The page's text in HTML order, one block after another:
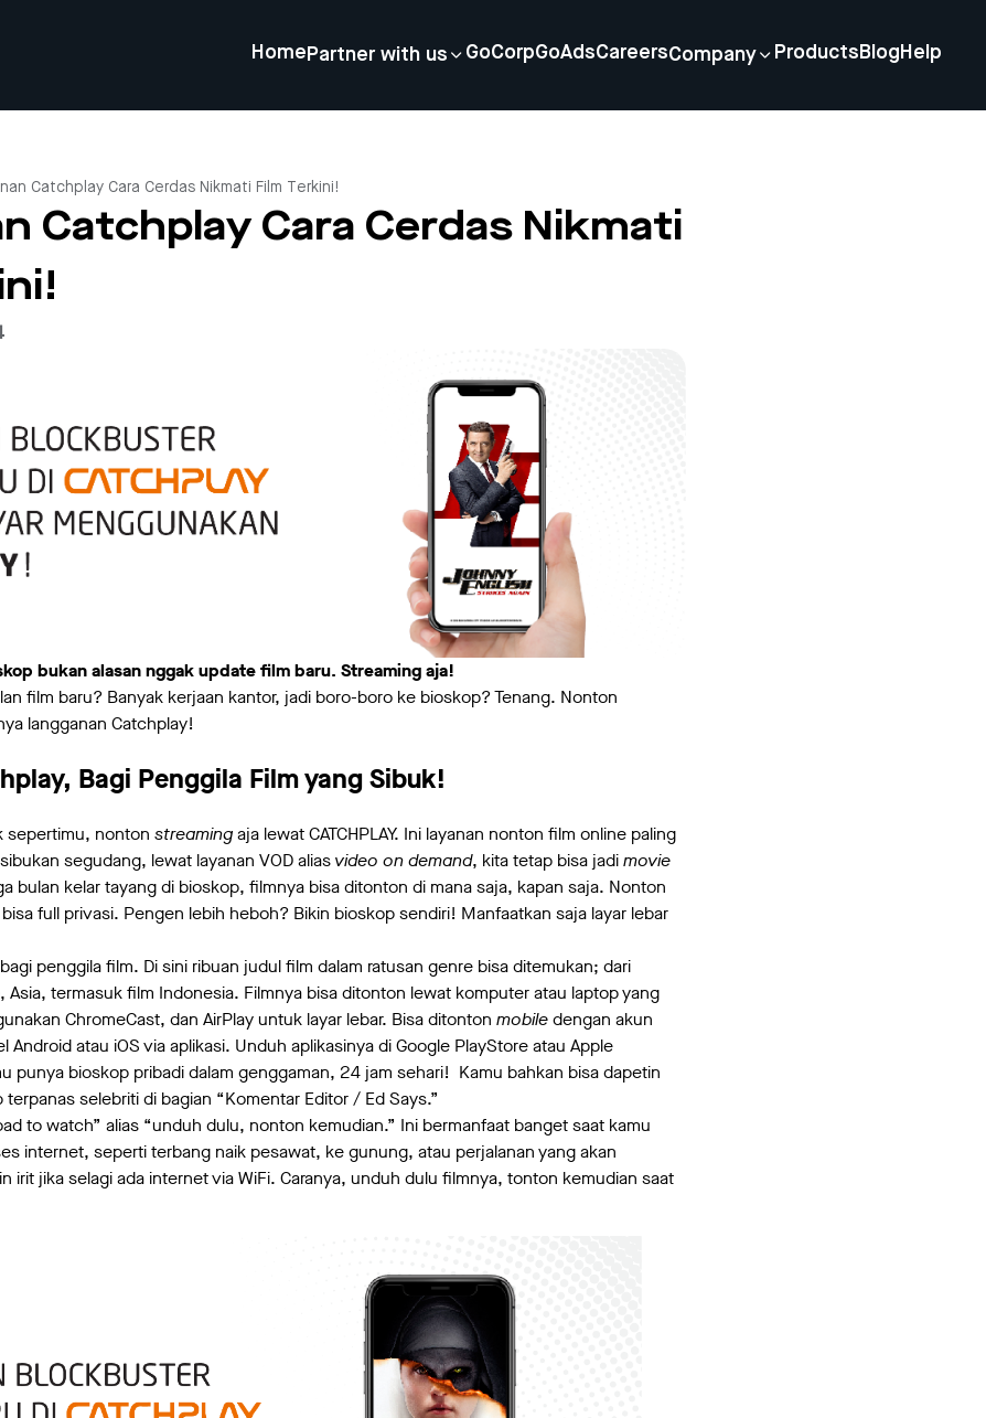
Home Partner with us GoCorpGoAdsCareersCompany Products Blog Help
Catchplay Cara Cerdas Nikmati Film Terkini!
Catchplay Cara Cerdas Nikmati
bukan alasan nggak update film baru. Streaming aja!
film baru? Banyak kerjaan kantor, jadi boro-boro ke bioskop? Tenang. Nonton
langganan Catchplay!
Bagi Penggila Film yang Sibuk!
sepertimu, nonton streamingaja lewat CATCHPLAY. Ini layanan nonton film online paling
segudang, lewat layanan VOD aliasvideo on demand, kita tetap bisa jadimovie
bulan kelar tayang di bioskop, filmnya bisa ditonton di mana saja, kapan saja. Nonton
full privasi. Pengen lebih heboh? Bikin bioskop sendiri! Manfaatkan saja layar lebar
penggila film. Di sini ribuan judul film dalam ratusan genre bisa ditemukan; dari
Asia, termasuk film Indonesia. Filmnya bisa ditonton lewat komputer atau laptop yang
ChromeCast, dan AirPlay untuk layar lebar. Bisa ditonton mobiledengan akun
Android atau iOS via aplikasi. Unduh aplikasinya di Google PlayStore atau Apple
punya bioskop pribadi dalam genggaman, 24 jam sehari! Kamu bahkan bisa dapetin
selebriti di bagian “Komentar Editor / Ed Says.”
to watch” alias “unduh dulu, nonton kemudian.” Ini bermanfaat banget saat kamu
internet, seperti terbang naik pesawat, ke gunung, atau perjalanan yang akan
irit jika selagi ada internet via WiFi. Caranya, unduh dulu filmnya, tonton kemudian saat